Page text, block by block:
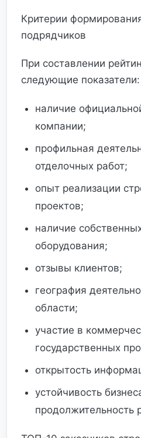
Критерии
подрядчиков
При составлении
следующие показатели:
наличие
компании;
профильная
отделочных работ;
опыт реализации
проектов;
наличие
оборудования;
отзывы клиентов;
география
области;
участие в
государственных
открытость
устойчивость
продолжительность